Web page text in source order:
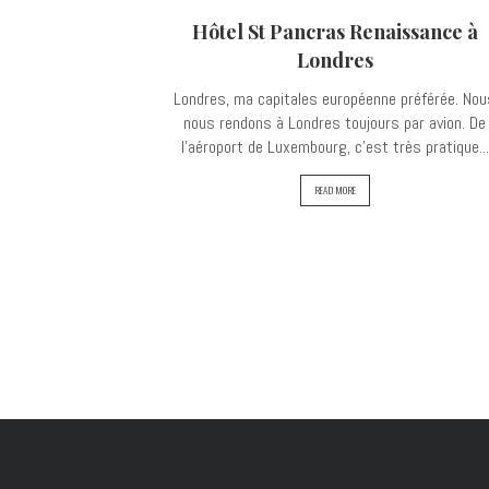
Hôtel St Pancras Renaissance à
Londres
Londres, ma capitales européenne préférée.
nous rendons à Londres toujours par avion. De
l'aéroport de Luxembourg, c'est très pratique...
READ MORE